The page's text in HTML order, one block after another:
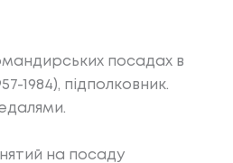
посадах в
1984), підполковник.
на посаду